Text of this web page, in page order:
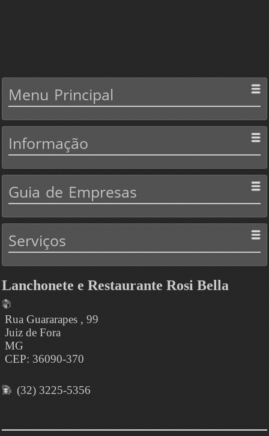
Menu Principal
Informação
Guia de Empresas
Serviços
Lanchonete e Restaurante Rosi Bella
Rua Guararapes , 99
Juiz de Fora
MG
CEP: 36090-370
(32) 3225-5356